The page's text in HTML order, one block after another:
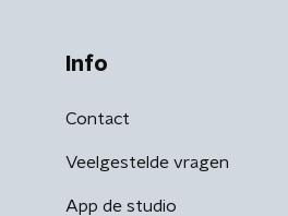
Info
Contact
Veelgestelde vragen
App de studio